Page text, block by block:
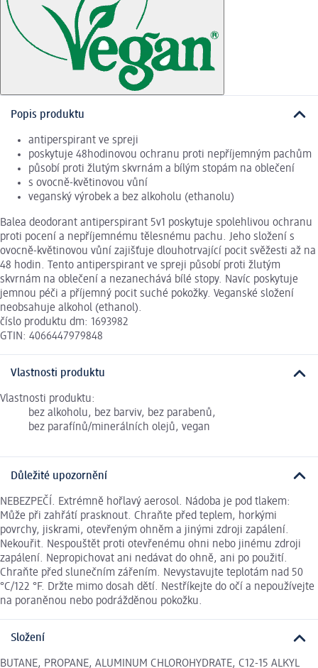
Popis produktu
antiperspirant ve spreji
poskytuje 48hodinovou ochranu proti nepříjemným pachům
působí proti žlutým skvrnám a bílým stopám na oblečení
s ovocně-květinovou vůní
veganský výrobek a bez alkoholu (ethanolu)
Balea deodorant antiperspirant 5v1 poskytuje spolehlivou ochranu
proti pocení a nepříjemnému tělesnému pachu. Jeho složení s
ovocně-květinovou vůní zajišťuje dlouhotrvající pocit svěžesti až na
48 hodin. Tento antiperspirant ve spreji působí proti žlutým
skvrnám na oblečení a nezanechává bílé stopy. Navíc poskytuje
jemnou péči a příjemný pocit suché pokožky. Veganské složení
neobsahuje alkohol (ethanol).
číslo produktu dm: 1693982
GTIN: 4066447979848
Vlastnosti produktu
Vlastnosti produktu:
bez alkoholu, bez barviv, bez parabenů,
bez parafínů/minerálních olejů, vegan
Důležité upozornění
NEBEZPEČÍ. Extrémně hořlavý aerosol. Nádoba je pod tlakem:
Může při zahřátí prasknout. Chraňte před teplem, horkými
povrchy, jiskrami, otevřeným ohněm a jinými zdroji zapálení.
Nekouřit. Nespouštět proti otevřenému ohni nebo jinému zdroji
zapálení. Nepropichovat ani nedávat do ohně, ani po použití.
Chraňte před slunečním zářením. Nevystavujte teplotám nad 50
°C/122 °F. Držte mimo dosah dětí. Nestříkejte do očí a nepoužívejte
na poraněnou nebo podrážděnou pokožku.
Složení
BUTANE, PROPANE, ALUMINUM CHLOROHYDRATE, C12-15 ALKYL